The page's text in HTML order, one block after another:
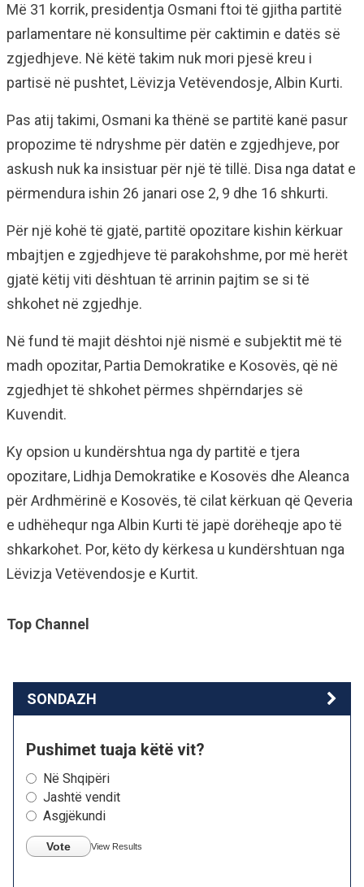
Më 31 korrik, presidentja Osmani ftoi të gjitha partitë
parlamentare në konsultime për caktimin e datës së
zgjedhjeve. Në këtë takim nuk mori pjesë kreu i
partisë në pushtet, Lëvizja Vetëvendosje, Albin Kurti.
Pas atij takimi, Osmani ka thënë se partitë kanë pasur
propozime të ndryshme për datën e zgjedhjeve, por
askush nuk ka insistuar për një të tillë. Disa nga datat e
përmendura ishin 26 janari ose 2, 9 dhe 16 shkurti.
Për një kohë të gjatë, partitë opozitare kishin kërkuar
mbajtjen e zgjedhjeve të parakohshme, por më herët
gjatë këtij viti dështuan të arrinin pajtim se si të
shkohet në zgjedhje.
Në fund të majit dështoi një nismë e subjektit më të
madh opozitar, Partia Demokratike e Kosovës, që në
zgjedhjet të shkohet përmes shpërndarjes së
Kuvendit.
Ky opsion u kundërshtua nga dy partitë e tjera
opozitare, Lidhja Demokratike e Kosovës dhe Aleanca
për Ardhmërinë e Kosovës, të cilat kërkuan që Qeveria
e udhëhequr nga Albin Kurti të japë dorëheqje apo të
shkarkohet. Por, këto dy kërkesa u kundërshtuan nga
Lëvizja Vetëvendosje e Kurtit.
Top Channel
SONDAZH
Pushimet tuaja këtë vit?
Në Shqipëri
Jashtë vendit
Asgjëkundi
Vote View Results